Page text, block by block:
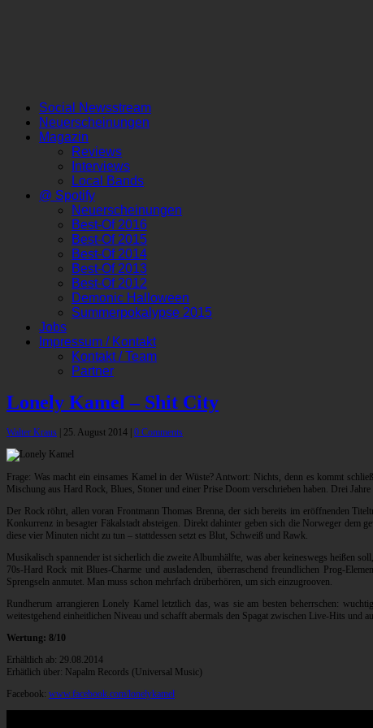
Social Newsstream
Neuerscheinungen
Magazin
Reviews
Interviews
Local Bands
@ Spotify
Neuerscheinungen
Best-Of 2016
Best-Of 2015
Best-Of 2014
Best-Of 2013
Best-Of 2012
Demonic Halloween
Summerpokalypse 2015
Jobs
Impressum / Kontakt
Kontakt / Team
Partner
Lonely Kamel – Shit City
Walter Kraus 25. August 2014 0 Comments
Frage: Was macht ein einsames Kamel in der Wüste? Antwort: Nichts, denn es kommt
Mischung aus Hard Rock, Blues, Stoner und einer Prise Doom verschrieben haben. Drei
Der Rock röhrt, allen voran Frontmann Thomas Brenna, der sich bereits im eröffnenden
Konkurrenz in besagter Fäkalstadt absteigen. Direkt dahinter geben sich die Norweger
diese vier Minuten nicht zu tun – stattdessen setzt es Blut, Schweiß und Rawk.
Musikalisch spannender ist sicherlich die zweite Albumhälfte, was aber keineswegs heißen
70s-Hard Rock mit Blues-Charme und ausladenden, überraschend freundlichen Prog-
Sprengseln anmutet. Man muss schon mehrfach drüberhören, um sich einzugrooven.
Rundherum arrangieren Lonely Kamel letztlich das, was sie am besten beherrschen:
weitestgehend einheitlichen Niveau und schafft abermals den Spagat zwischen Live-Hits und
Wertung: 8/10
Erhältlich ab: 29.08.2014
Erhätlich über: Napalm Records (Universal Music)
Facebook: www.facebook.com/lonelykamel